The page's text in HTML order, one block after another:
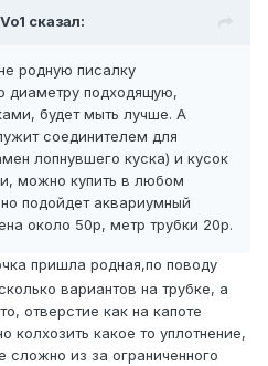
сказал:
родную писалку
диаметру подходящую,
будет мыть лучше. А
соединителем для
лопнувшего куска) и кусок
можно купить в любом
подойдет аквариумный
около 50р, метр трубки 20р.
пришла родная,по поводу
вариантов на трубке, а
отверстие как на капоте
колхозить какое то уплотнение,
сложно из за ограниченного